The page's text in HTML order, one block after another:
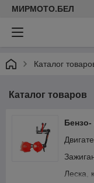
МИРМОТО.БЕЛ
Каталог
Каталог товаров
Бензо-
Леска,